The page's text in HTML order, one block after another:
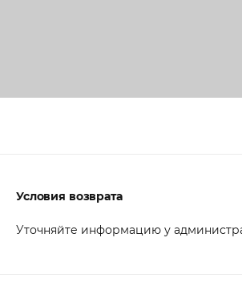
Условия возврата
Уточняйте информацию у